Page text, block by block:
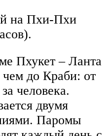
на Пхи-Пхи
Пхукет – Ланта
чем до Краби: от
человека.
двумя
Паромы